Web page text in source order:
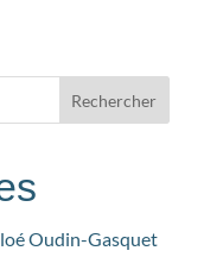
Rechercher
Oudin-Gasquet